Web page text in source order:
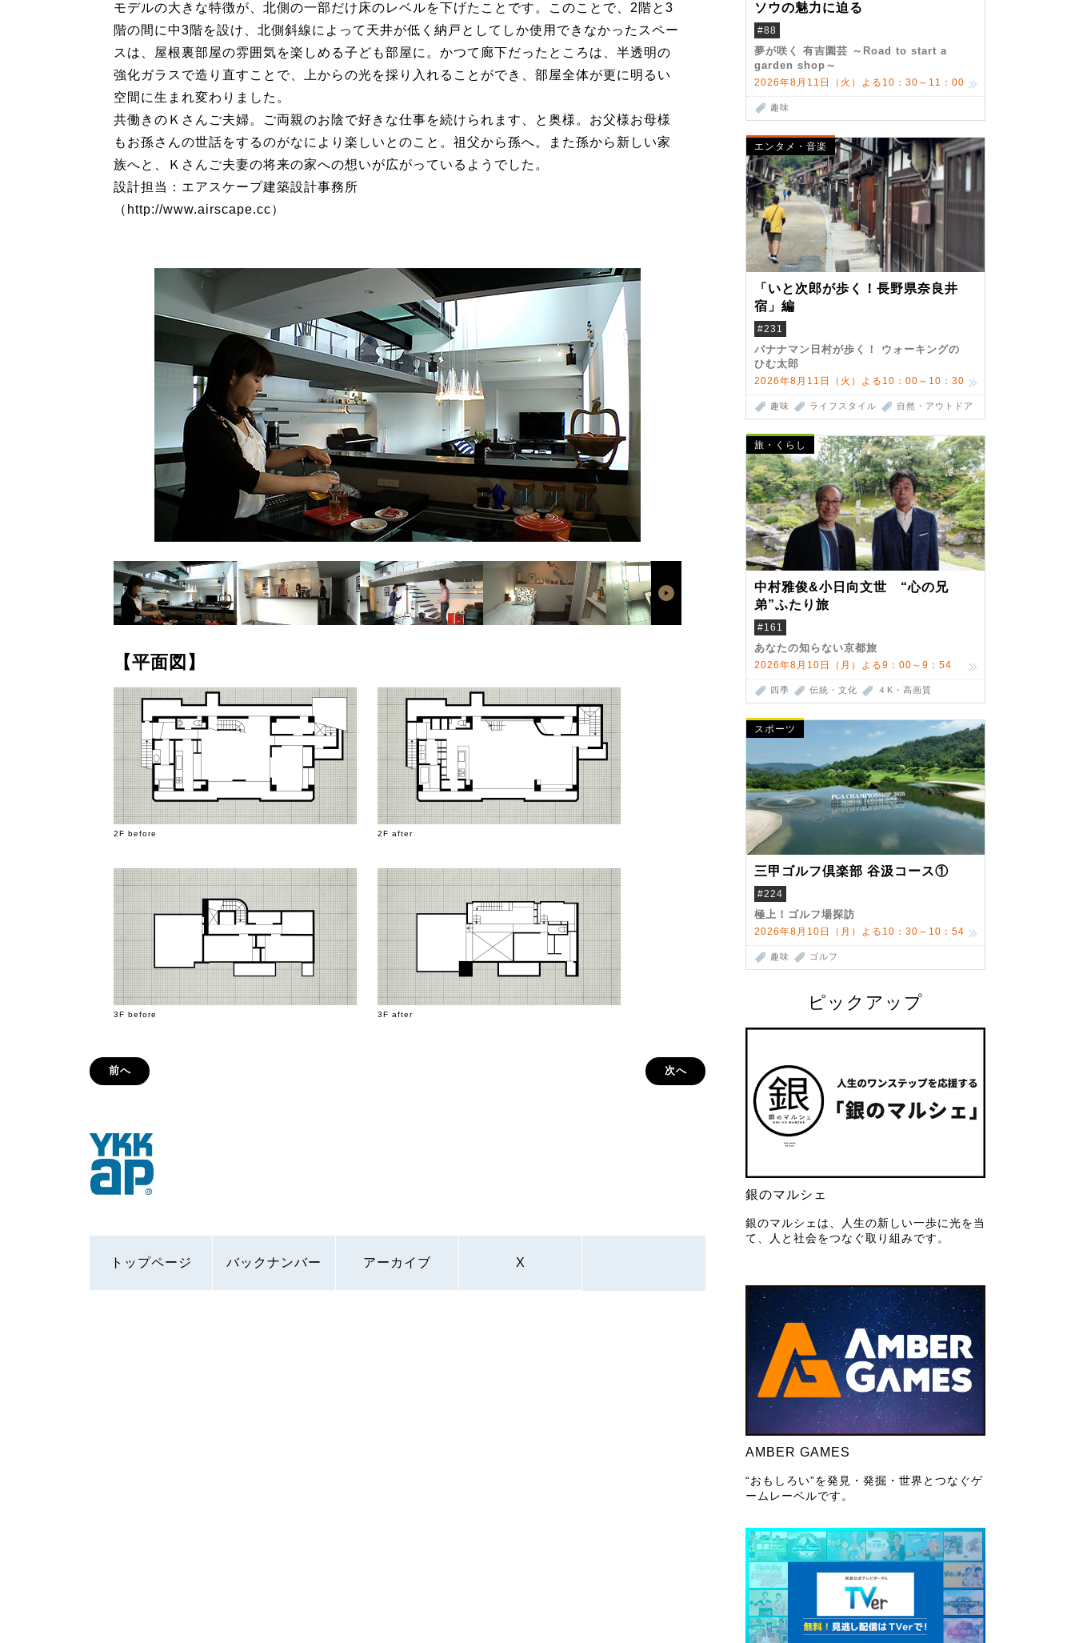
ソウの魅力に迫る
#88
夢が咲く 有吉園芸 ～Road to start a
garden shop～
2026年8月11日（火）よる10：30～11：00
趣味
エンタメ・音楽
「いと次郎が歩く！長野県奈良井
宿」編
#231
バナナマン日村が歩く！ ウォーキングの
ひむ太郎
2026年8月11日（火）よる10：00～10：30
趣味 ライフスタイル 自然・アウトドア
旅・くらし
中村雅俊&小日向文世 “心の兄
弟”ふたり旅
#161
あなたの知らない京都旅
2026年8月10日（月）よる9：00～9：54
四季 伝統・文化 ４K・高画質
スポーツ
三甲ゴルフ倶楽部 谷汲コース①
#224
極上！ゴルフ場探訪
2026年8月10日（月）よる10：30～10：54
趣味 ゴルフ
ピックアップ
銀のマルシェ
銀のマルシェは、人生の新しい一歩に光を当
て、人と社会をつなぐ取り組みです。
AMBER GAMES
“おもしろい”を発見・発掘・世界とつなぐゲ
ームレーベルです。
モデルの大きな特徴が、北側の一部だけ床のレベルを下げたことです。このことで、2階と3
階の間に中3階を設け、北側斜線によって天井が低く納戸としてしか使用できなかったスペー
スは、屋根裏部屋の雰囲気を楽しめる子ども部屋に。かつて廊下だったところは、半透明の
強化ガラスで造り直すことで、上からの光を採り入れることができ、部屋全体が更に明るい
空間に生まれ変わりました。
共働きのＫさんご夫婦。ご両親のお陰で好きな仕事を続けられます、と奥様。お父様お母様
もお孫さんの世話をするのがなにより楽しいとのこと。祖父から孫へ。また孫から新しい家
族へと、Ｋさんご夫妻の将来の家への想いが広がっているようでした。
設計担当：エアスケープ建築設計事務所
（http://www.airscape.cc）
【平面図】
2F before 2F after
3F before 3F after
前へ 次へ
トップページ バックナンバー アーカイブ X